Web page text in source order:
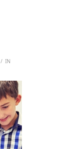
IN